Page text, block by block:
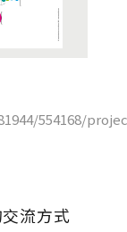
554168/
流方式